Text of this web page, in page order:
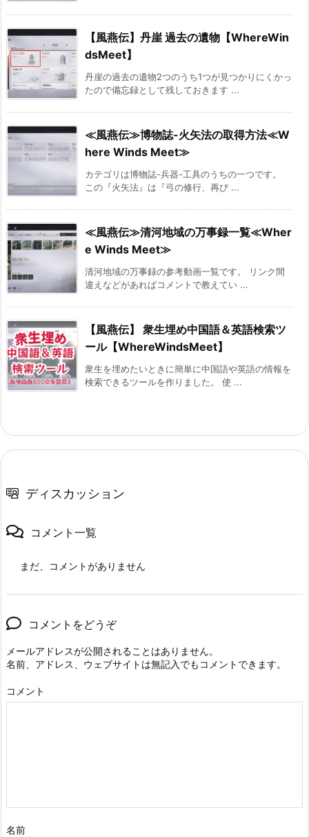
【風燕伝】丹崖 過去の遺物【WhereWin
dsMeet】
丹崖の過去の遺物2つのうち1つが見つかりにくかっ
たので備忘録として残しておきます ...
≪風燕伝≫博物誌-火矢法の取得方法≪W
here Winds Meet≫
カテゴリは博物誌-兵器-工具のうちの一つです。
この『火矢法』は『弓の修行、再び ...
≪風燕伝≫清河地域の万事録一覧≪Wher
e Winds Meet≫
清河地域の万事録の参考動画一覧です。 リンク間
違えなどがあればコメントで教えてい ...
【風燕伝】 衆生埋め中国語＆英語検索ツ
ール【WhereWindsMeet】
衆生を埋めたいときに簡単に中国語や英語の情報を
検索できるツールを作りました。 使 ...
ディスカッション
コメント一覧
まだ、コメントがありません
コメントをどうぞ
メールアドレスが公開されることはありません。
名前、アドレス、ウェブサイトは無記入でもコメントできます。
コメント
名前